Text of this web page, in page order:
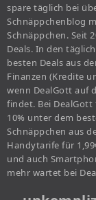
spare täglich bei
Schnäppchenblog
Schnäppchen. Seit
Deals. In den
besten Deals aus
Finanzen (Kredite
wenn DealGott auf
findet. Bei
10% unter dem
Schnäppchen aus
Handytarife für
und auch
mehr wartet bei